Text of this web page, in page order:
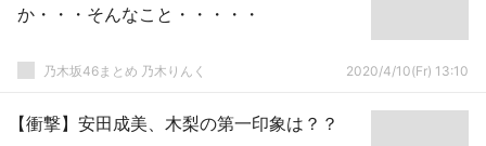
か・・・そんなこと・・・・・
乃木坂46まとめ 乃木りんく 2020/4/10(Fr) 13:10
【衝撃】安田成美、木梨の第一印象は？？